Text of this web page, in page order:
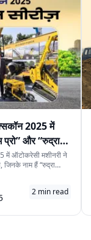
2025 में
प्रो” और “रुद्रा
में ऑटोकरेसी मशीनरी ने
जिनके नाम हैं “रुद्रा
भरे प्रोजेक्ट के लिए
2 min read